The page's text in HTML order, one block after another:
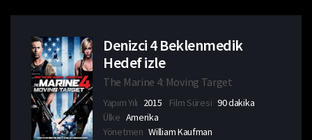
Denizci 4 Beklenmedik
Hedef izle
The Marine 4: Moving Target
Yapım Yılı 2015 Film Süresi 90 dakika
Ülke Amerika
Yönetmen William Kaufman